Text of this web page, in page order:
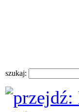
szukaj: